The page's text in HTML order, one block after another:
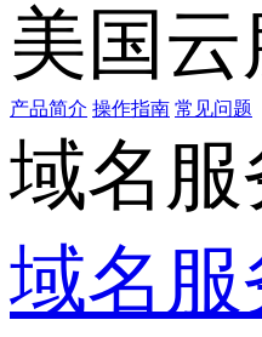
美国
产品简介 操作指南 常见问题
域名服
域名服